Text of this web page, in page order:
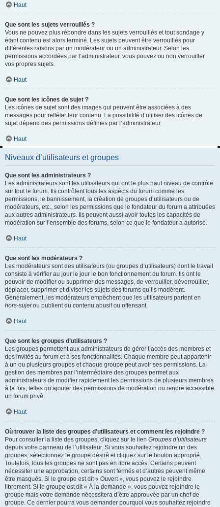
Haut
Que sont les sujets verrouillés ?
Vous ne pouvez plus répondre dans les sujets verrouillés et tout sondage y
étant contenu est alors terminé. Les sujets peuvent être verrouillés pour
différentes raisons par un modérateur ou un administrateur. Selon les
permissions accordées par l’administrateur, vous pouvez ou non verrouiller
vos propres sujets.
Haut
Que sont les icônes de sujet ?
Les icônes de sujet sont des images qui peuvent être associées à des
messages pour refléter leur contenu. La possibilité d’utiliser des icônes de
sujet dépend des permissions définies par l’administrateur.
Haut
Niveaux d’utilisateurs et groupes
Que sont les administrateurs ?
Les administrateurs sont les utilisateurs qui ont le plus haut niveau de contrôle
sur tout le forum. Ils contrôlent tous les aspects du forum comme les
permissions, le bannissement, la création de groupes d’utilisateurs ou de
modérateurs, etc., selon les permissions que le fondateur du forum a attribuées
aux autres administrateurs. Ils peuvent aussi avoir toutes les capacités de
modération sur l’ensemble des forums, selon ce que le fondateur a autorisé.
Haut
Que sont les modérateurs ?
Les modérateurs sont des utilisateurs (ou groupes d’utilisateurs) dont le travail
consiste à vérifier au jour le jour le bon fonctionnement du forum. Ils ont le
pouvoir de modifier ou supprimer des messages, de verrouiller, déverrouiller,
déplacer, supprimer et diviser les sujets des forums qu’ils modèrent.
Généralement, les modérateurs empêchent que les utilisateurs partent en
hors-sujetou publient du contenu abusif ou offensant.
Haut
Que sont les groupes d’utilisateurs ?
Les groupes permettent aux administrateurs de gérer l’accès des membres et
des invités au forum et à ses fonctionnalités. Chaque membre peut appartenir
à un ou plusieurs groupes et chaque groupe peut avoir ses permissions. La
gestion des membres par l’intermédiaire des groupes permet aux
administrateurs de modifier rapidement les permissions de plusieurs membres
à la fois, telles qu’ajouter des permissions de modération ou rendre accessible
un forum privé.
Haut
Où trouver la liste des groupes d’utilisateurs et comment les rejoindre ?
Pour consulter la liste des groupes, cliquez sur le lien Groupes d’utilisateurs
depuis votre panneau de l’utilisateur. Si vous souhaitez rejoindre un des
groupes, sélectionnez le groupe désiré et cliquez sur le bouton approprié.
Toutefois, tous les groupes ne sont pas en libre accès. Certains peuvent
nécessiter une approbation, certains sont fermés et d’autres peuvent même
être masqués. Si le groupe est dit « Ouvert », vous pouvez le rejoindre
librement. Si le groupe est dit « À la demande », vous pouvez rejoindre le
groupe mais votre demande nécessitera d’être approuvée par un chef de
groupe. Ce dernier pourra vous demander pourquoi vous souhaitez rejoindre